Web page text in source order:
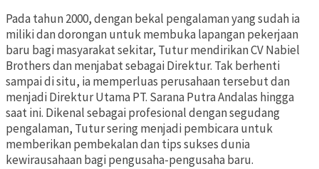
Pada tahun 2000, dengan bekal pengalaman yang sudah ia
miliki dan dorongan untuk membuka lapangan pekerjaan
baru bagi masyarakat sekitar, Tutur mendirikan CV Nabiel
Brothers dan menjabat sebagai Direktur. Tak berhenti
sampai di situ, ia memperluas perusahaan tersebut dan
menjadi Direktur Utama PT. Sarana Putra Andalas hingga
saat ini. Dikenal sebagai profesional dengan segudang
pengalaman, Tutur sering menjadi pembicara untuk
memberikan pembekalan dan tips sukses dunia
kewirausahaan bagi pengusaha-pengusaha baru.